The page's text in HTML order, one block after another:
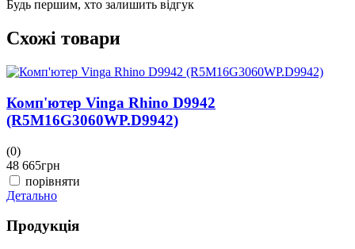
Будь першим, хто залишить відгук
Схожі товари
Комп'ютер Vinga Rhino D9942
(R5M16G3060WP.D9942)
(0)
48 665грн
порівняти
Детально
Продукція